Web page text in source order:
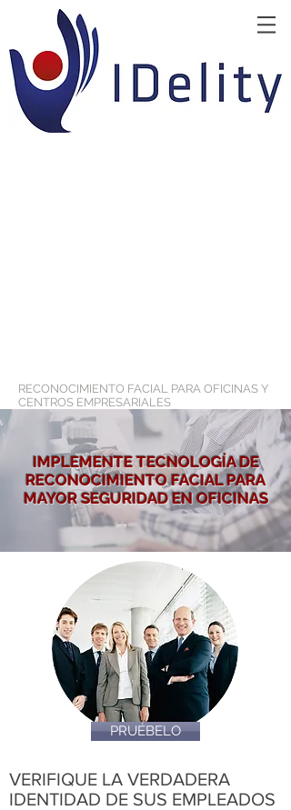
RECONOCIMIENTO FACIAL PARA OFICINAS Y
CENTROS EMPRESARIALES
IMPLEMENTE TECNOLOGÍA DE
RECONOCIMIENTO FACIAL PARA
MAYOR SEGURIDAD EN OFICINAS
PRUÉBELO
VERIFIQUE LA VERDADERA
IDENTIDAD DE SUS EMPLEADOS